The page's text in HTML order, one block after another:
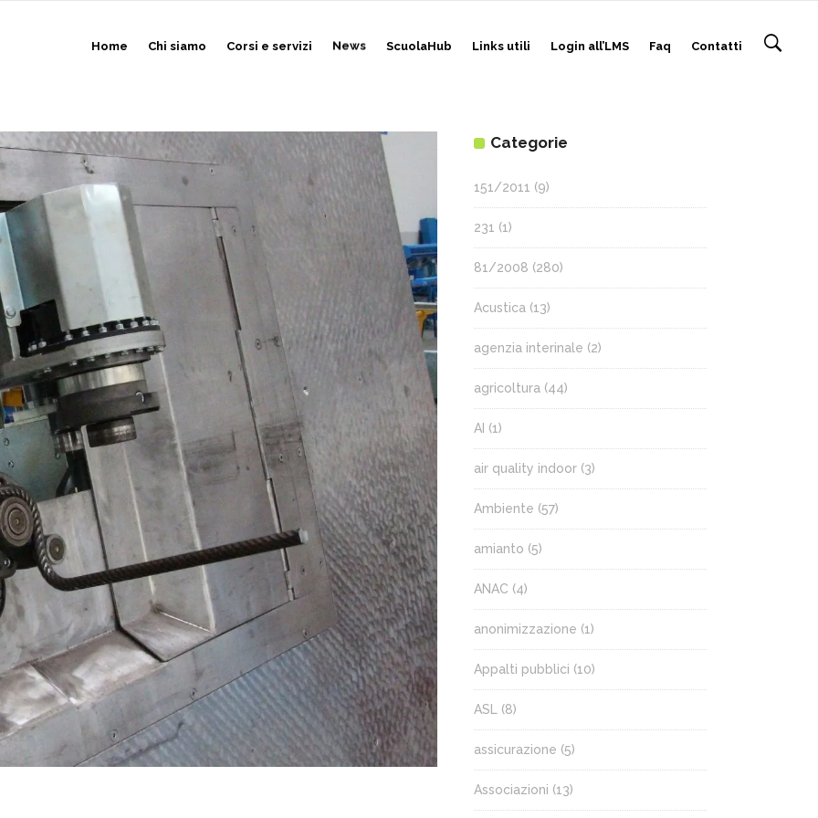
Home Chi siamo Corsi e servizi News ScuolaHub Links utili Login all’LMS Faq Contatti
Categorie
151/2011 (9)
231 (1)
81/2008 (280)
Acustica (13)
agenzia interinale (2)
agricoltura (44)
AI (1)
air quality indoor (3)
Ambiente (57)
amianto (5)
ANAC (4)
anonimizzazione (1)
Appalti pubblici (10)
ASL (8)
assicurazione (5)
Associazioni (13)